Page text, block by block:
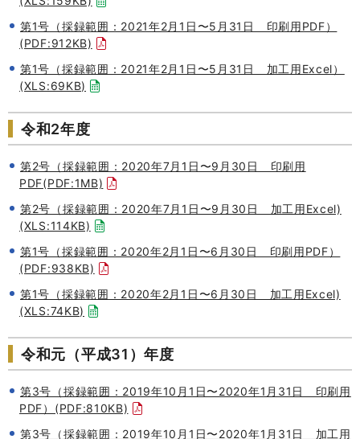
第1号（採録範囲：2021年2月1日〜5月31日 印刷用PDF）
(PDF:912KB)
第1号（採録範囲：2021年2月1日〜5月31日 加工用Excel）
(XLS:69KB)
令和2年度
第2号（採録範囲：2020年7月1日〜9月30日 印刷用
PDF(PDF:1MB)
第2号（採録範囲：2020年7月1日〜9月30日 加工用Excel)
(XLS:114KB)
第1号（採録範囲：2020年2月1日〜6月30日 印刷用PDF）
(PDF:938KB)
第1号（採録範囲：2020年2月1日〜6月30日 加工用Excel)
(XLS:74KB)
令和元（平成31）年度
第3号（採録範囲：2019年10月1日〜2020年1月31日 印刷用
PDF）(PDF:810KB)
第3号（採録範囲：2019年10月1日〜2020年1月31日 加工用